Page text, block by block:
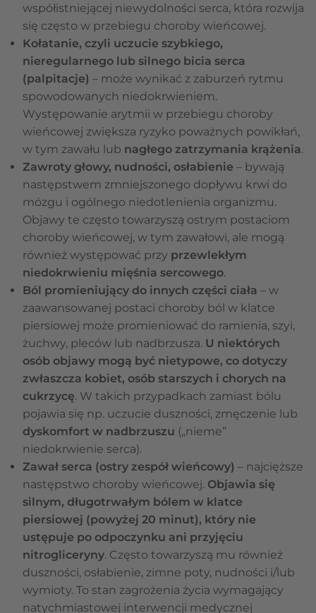
współistniejącej niewydolności serca, która rozwija
się często w przebiegu choroby wieńcowej.
Kołatanie, czyli uczucie szybkiego,
nieregularnego lub silnego bicia serca
(palpitacje) – może wynikać z zaburzeń rytmu
spowodowanych niedokrwieniem.
Występowanie arytmii w przebiegu choroby
wieńcowej zwiększa ryzyko poważnych powikłań,
w tym zawału lub nagłego zatrzymania krążenia.
Zawroty głowy, nudności, osłabienie – bywają
następstwem zmniejszonego dopływu krwi do
mózgu i ogólnego niedotlenienia organizmu.
Objawy te często towarzyszą ostrym postaciom
choroby wieńcowej, w tym zawałowi, ale mogą
również występować przy przewlekłym
niedokrwieniu mięśnia sercowego.
Ból promieniujący do innych części ciała – w
zaawansowanej postaci choroby ból w klatce
piersiowej może promieniować do ramienia, szyi,
żuchwy, pleców lub nadbrzusza. U niektórych
osób objawy mogą być nietypowe, co dotyczy
zwłaszcza kobiet, osób starszych i chorych na
cukrzycę. W takich przypadkach zamiast bólu
pojawia się np. uczucie duszności, zmęczenie lub
dyskomfort w nadbrzuszu („nieme”
niedokrwienie serca).
Zawał serca (ostry zespół wieńcowy) – najcięższe
następstwo choroby wieńcowej. Objawia się
silnym, długotrwałym bólem w klatce
piersiowej (powyżej 20 minut), który nie
ustępuje po odpoczynku ani przyjęciu
nitrogliceryny. Często towarzyszą mu również
duszności, osłabienie, zimne poty, nudności i/lub
wymioty. To stan zagrożenia życia wymagający
natychmiastowej interwencji medycznej